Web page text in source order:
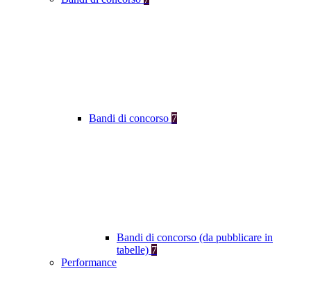
Bandi di concorso 7
Bandi di concorso (da pubblicare in
tabelle) 7
Performance